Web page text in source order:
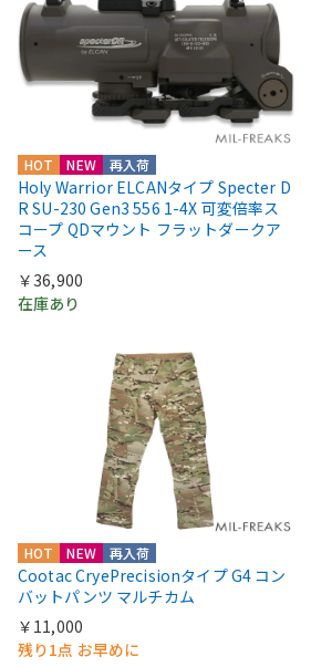
HOT NEW 再入荷
Holy Warrior ELCANタイプ Specter D
R SU-230 Gen3 556 1-4X 可変倍率ス
コープ QDマウント フラットダークア
ース
￥36,900
在庫あり
HOT NEW 再入荷
Cootac CryePrecisionタイプ G4 コン
バットパンツ マルチカム
￥11,000
残り1点 お早めに